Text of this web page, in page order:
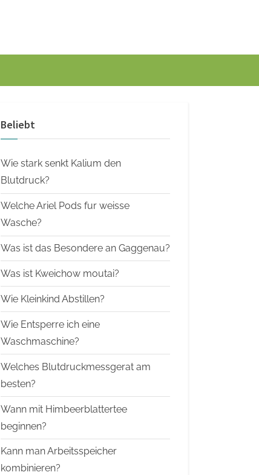
Beliebt
Wie stark senkt Kalium den
Blutdruck?
Welche Ariel Pods fur weisse
Wasche?
Was ist das Besondere an Gaggenau?
Was ist Kweichow moutai?
Wie Kleinkind Abstillen?
Wie Entsperre ich eine
Waschmaschine?
Welches Blutdruckmessgerat am
besten?
Wann mit Himbeerblattertee
beginnen?
Kann man Arbeitsspeicher
kombinieren?